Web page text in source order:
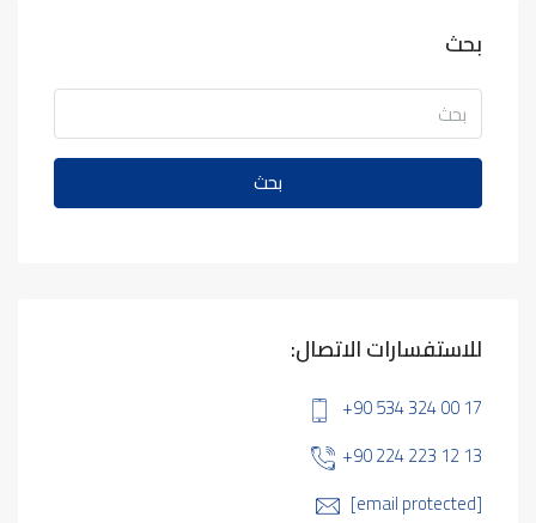
بحث
بحث
للاستفسارات الاتصال:
+90 534 324 00 17
+90 224 223 12 13
[email protected]